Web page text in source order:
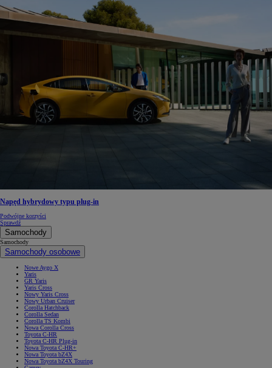
Napęd hybrydowy typu plug-in
Podwójne korzyści
Sprawdź
Samochody
Samochody
Samochody osobowe
Nowe Aygo X
Yaris
GR Yaris
Yaris Cross
Nowy Yaris Cross
Nowy Urban Cruiser
Corolla Hatchback
Corolla Sedan
Corolla TS Kombi
Nowa Corolla Cross
Toyota C-HR
Toyota C-HR Plug-in
Nowa Toyota C-HR+
Nowa Toyota bZ4X
Nowa Toyota bZ4X Touring